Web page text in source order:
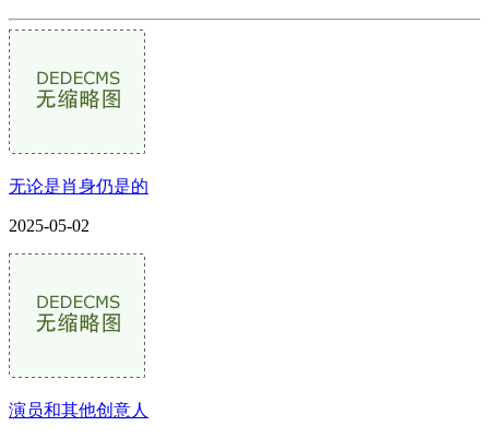
无论是肖身仍是的
2025-05-02
演员和其他创意人